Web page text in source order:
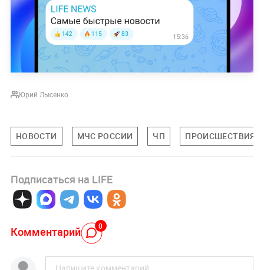
Юрий Лысенко
НОВОСТИ МЧС РОССИИ ЧП ПРОИСШЕСТВИЯ
Подписаться на LIFE
Комментарий 0